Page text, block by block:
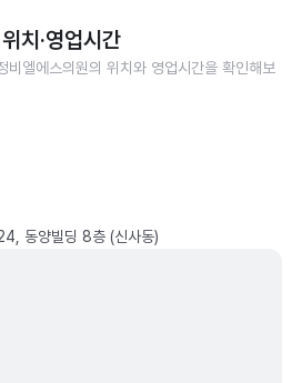
위치·영업시간
비엘에스의원의 위치와 영업시간을 확인해보
동양빌딩 8층 (신사동)